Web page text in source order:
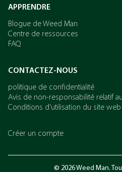
APPRENDRE
Blogue de Weed Man
Centre de ressources
FAQ
CONTACTEZ-NOUS
politique de confidentialité
Avis de non-responsabilité relatif
Conditions d’utilisation du site
Créer un compte
© 2026 Weed Man.